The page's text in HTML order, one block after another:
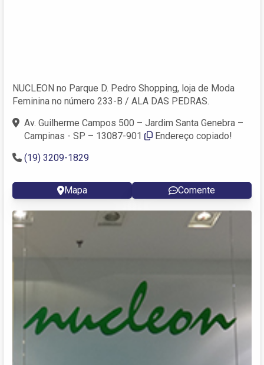
NUCLEON no Parque D. Pedro Shopping, loja de Moda
Feminina no número 233-B / ALA DAS PEDRAS.
Av. Guilherme Campos 500 – Jardim Santa Genebra –
Campinas - SP – 13087-901
Endereço copiado!
(19) 3209-1829
Mapa Comente